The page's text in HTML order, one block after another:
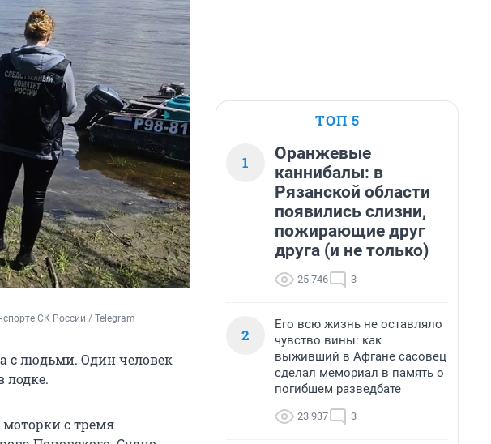
СК России / Telegram
с людьми. Один человек
лодке.
моторки с тремя
ТОП 5
1
Оранжевые
каннибалы: в
Рязанской области
появились слизни,
пожирающие друг
друга (и не только)
25 746 3
2
Его всю жизнь не оставляло
чувство вины: как
выживший в Афгане сасовец
сделал мемориал в память о
погибшем разведбате
23 937 3